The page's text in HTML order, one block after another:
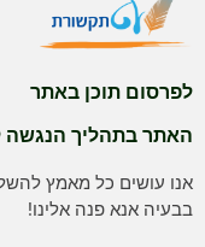
לפרסום תוכן באתר
האתר בתהליך הנגשה
אנו עושים כל מאמץ
בבעיה אנא פנה אלינו!